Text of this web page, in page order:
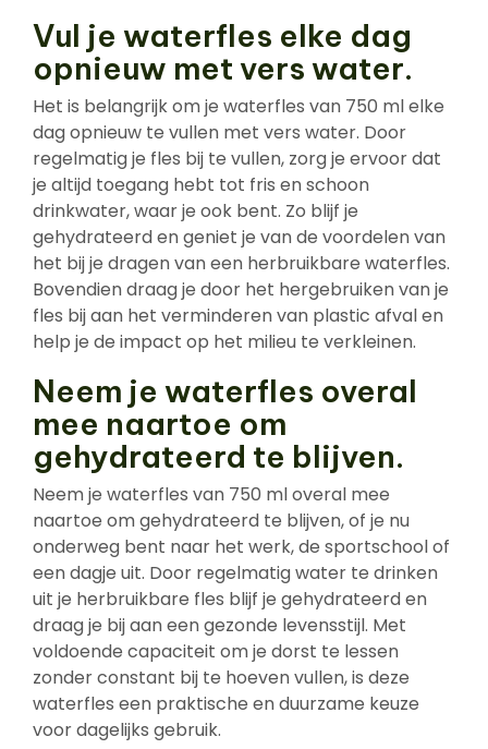
Vul je waterfles elke dag
opnieuw met vers water.
Het is belangrijk om je waterfles van 750 ml elke
dag opnieuw te vullen met vers water. Door
regelmatig je fles bij te vullen, zorg je ervoor dat
je altijd toegang hebt tot fris en schoon
drinkwater, waar je ook bent. Zo blijf je
gehydrateerd en geniet je van de voordelen van
het bij je dragen van een herbruikbare waterfles.
Bovendien draag je door het hergebruiken van je
fles bij aan het verminderen van plastic afval en
help je de impact op het milieu te verkleinen.
Neem je waterfles overal
mee naartoe om
gehydrateerd te blijven.
Neem je waterfles van 750 ml overal mee
naartoe om gehydrateerd te blijven, of je nu
onderweg bent naar het werk, de sportschool of
een dagje uit. Door regelmatig water te drinken
uit je herbruikbare fles blijf je gehydrateerd en
draag je bij aan een gezonde levensstijl. Met
voldoende capaciteit om je dorst te lessen
zonder constant bij te hoeven vullen, is deze
waterfles een praktische en duurzame keuze
voor dagelijks gebruik.